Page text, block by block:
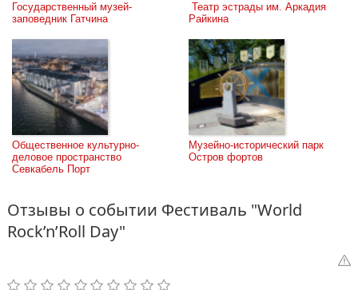
Государственный музей-
заповедник Гатчина
Райкина
Общественное культурно-
деловое пространство
Севкабель Порт
Музейно-исторический парк
Остров фортов
Отзывы о событии Фестиваль "World
Rock’n’Roll Day"